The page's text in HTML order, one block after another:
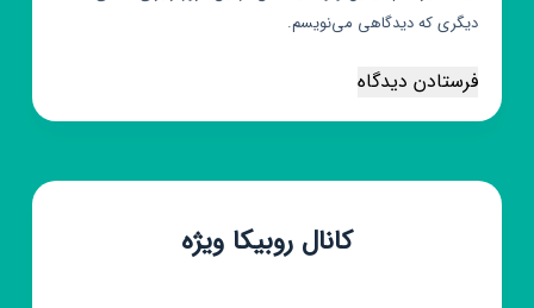
دیگری که دیدگاهی می‌نویسم.
فرستادن دیدگاه
کانال روبیکا ویژه